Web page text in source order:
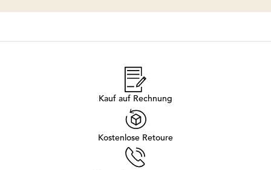
Kauf auf Rechnung
Kostenlose Retoure